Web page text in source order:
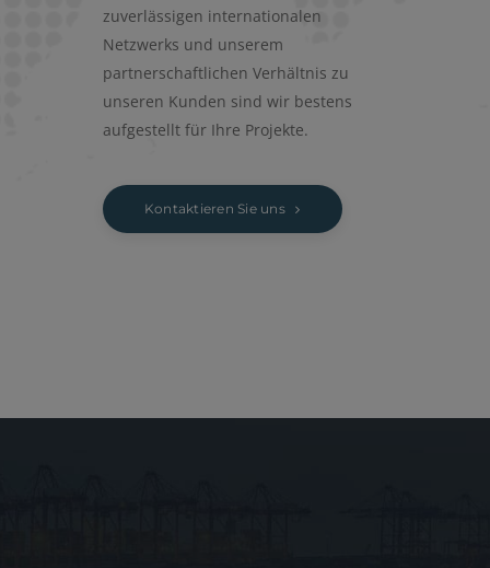
zuverlässigen inter­nationalen
Netzwerks und unserem
partnerschaftlichen Verhältnis zu
unseren Kunden sind wir bestens
aufgestellt für Ihre Projekte.
Kontaktieren Sie uns